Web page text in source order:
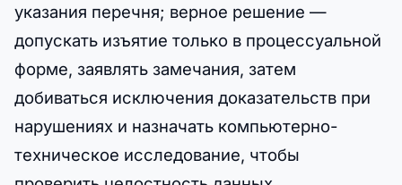
указания перечня; верное решение —
допускать изъятие только в процессуальной
форме, заявлять замечания, затем
добиваться исключения доказательств при
нарушениях и назначать компьютерно-
техническое исследование, чтобы